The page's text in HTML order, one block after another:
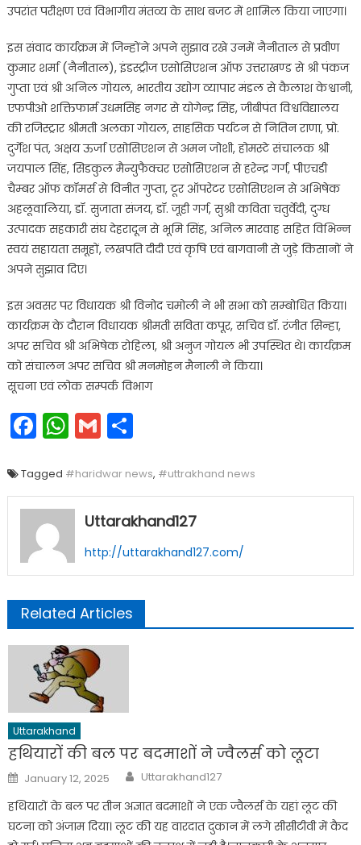
उपरांत परीक्षण एवं विभागीय मंतव्य के साथ बजट में शामिल किया जाएगा।
इस संवाद कार्यक्रम में जिन्होंने अपने सुझाव रखे उनमें नैनीताल से प्रवीण
कुमार शर्मा (नैनीताल), इंडस्ट्रीज एसोसिएशन ऑफ उत्तराखण्ड से श्री पंकज
गुप्ता एवं श्री अनिल गोयल, भारतीय उद्योग व्यापार मंडल से कैलाश केश्वानी,
एफपीओ शक्तिफार्म उधमसिंह नगर से योगेन्द्र सिंह, जीबीपंत विश्वविद्यालय
की रजिस्ट्रार श्रीमती अलका गोयल, साहसिक पर्यटन से नितिन राणा, प्रो.
दुर्गेश पंत, अक्षय ऊर्जा एसोसिएशन से अमन जोशी, होमस्टे संचालक श्री
जयपाल सिंह, सिडकुल मैन्युफैक्चर एसोसिएशन से हरेन्द्र गर्ग, पीएचडी
चैम्बर ऑफ कॉमर्स से विनीत गुप्ता, टूर ऑपरेटर एसोसिएशन से अभिषेक
अहलूवालिया, डॉ. सुजाता संजय, डॉ. जूही गर्ग, सुश्री कविता चतुर्वेदी, दुग्ध
उत्पादक सहकारी संघ देहरादून से भूमि सिंह, अनिल मारवाह सहित विभिन्न
स्वयं सहायता समूहों, लखपति दीदी एवं कृषि एवं बागवानी से जुड़े किसानों ने
अपने सुझाव दिए।
इस अवसर पर विधायक श्री विनोद चमोली ने भी सभा को सम्बोधित किया।
कार्यक्रम के दौरान विधायक श्रीमती सविता कपूर, सचिव डॉ. रंजीत सिन्हा,
अपर सचिव श्री अभिषेक रोहिला, श्री अनुज गोयल भी उपस्थित थे। कार्यक्रम
को संचालन अपर सचिव श्री मनमोहन मैनाली ने किया।
सूचना एवं लोक सम्पर्क विभाग
Facebook
WhatsApp
GmailShare
Tagged #haridwar news, #uttrakhand news
Uttarakhand127
http://uttarakhand127.com/
Related Articles
Uttarakhand
हथियारों की बल पर बदमाशों ने ज्वैलर्स को लूटा
Posted
on
January 12, 2025 Author
Uttarakhand127
हथियारों के बल पर तीन अज्ञात बदमाशों ने एक ज्वैलर्स के यहां लूट की
घटना को अंजाम दिया। लूट की यह वारदात दुकान में लगे सीसीटीवी में कैद